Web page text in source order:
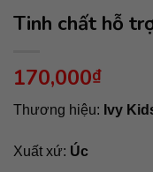
Tinh chất hỗ
170,000₫
Thương hiệu: Ivy
Xuất xứ: Úc